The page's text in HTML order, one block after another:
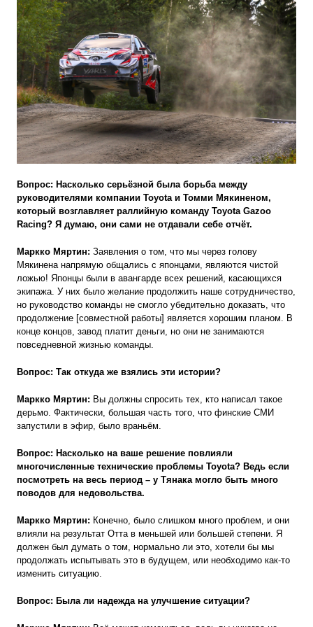
Вопрос: Насколько серьёзной была борьба между
руководителями компании Toyota и Томми Мякиненом,
который возглавляет раллийную команду Toyota Gazoo
Racing? Я думаю, они сами не отдавали себе отчёт.
Маркко Мяртин: Заявления о том, что мы через голову
Мякинена напрямую общались с японцами, являются чистой
ложью! Японцы были в авангарде всех решений, касающихся
экипажа. У них было желание продолжить наше сотрудничество,
но руководство команды не смогло убедительно доказать, что
продолжение [совместной работы] является хорошим планом. В
конце концов, завод платит деньги, но они не занимаются
повседневной жизнью команды.
Вопрос: Так откуда же взялись эти истории?
Маркко Мяртин: Вы должны спросить тех, кто написал такое
дерьмо. Фактически, большая часть того, что финские СМИ
запустили в эфир, было враньём.
Вопрос: Насколько на ваше решение повлияли
многочисленные технические проблемы Toyota? Ведь если
посмотреть на весь период – у Тянака могло быть много
поводов для недовольства.
Маркко Мяртин: Конечно, было слишком много проблем, и они
влияли на результат Отта в меньшей или большей степени. Я
должен был думать о том, нормально ли это, хотели бы мы
продолжать испытывать это в будущем, или необходимо как-то
изменить ситуацию.
Вопрос: Была ли надежда на улучшение ситуации?